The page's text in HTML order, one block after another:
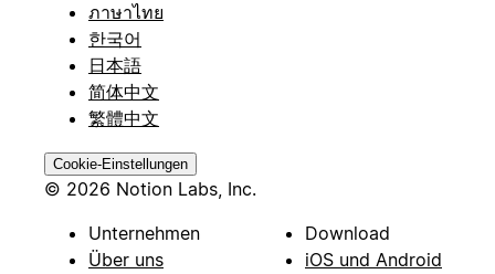
ภาษาไทย
한국어
日本語
简体中文
繁體中文
Cookie-Einstellungen
© 2026 Notion Labs, Inc.
Unternehmen
Über uns
Download
iOS und Android